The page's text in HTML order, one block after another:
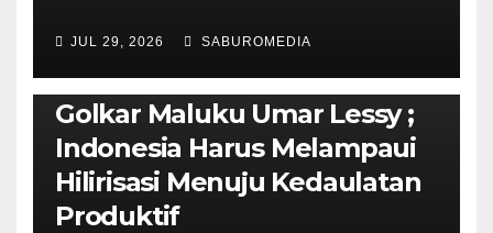
JUL 29, 2026 SABUROMEDIA
PENDIDIKAN & OLAHRAGA THE MOLUCCAS
Isi Materi LK-III HMI, Ketua
Golkar Maluku Umar Lessy ;
Indonesia Harus Melampaui
Hilirisasi Menuju Kedaulatan
Produktif